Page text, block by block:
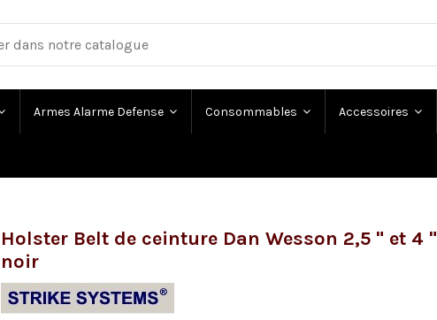
Armes Alarme Defense Consommables Accessoires
Holster Belt de ceinture Dan Wesson 2,5 " et 4 "
noir